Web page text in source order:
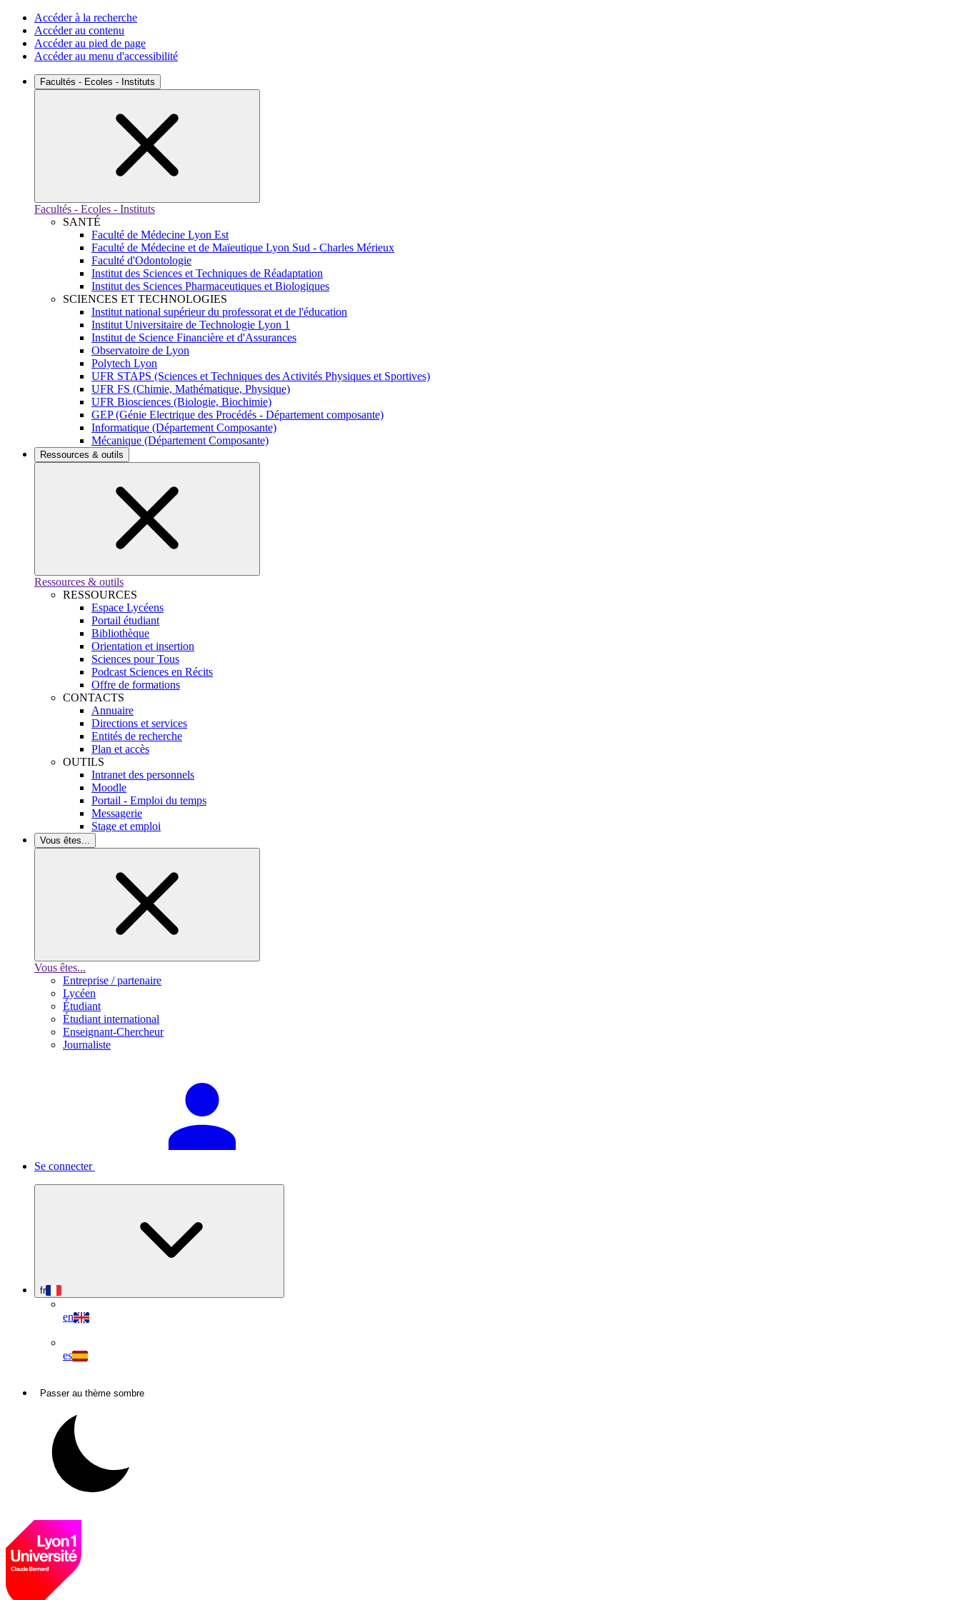
Accéder à la recherche
Accéder au contenu
Accéder au pied de page
Accéder au menu d'accessibilité
Facultés - Ecoles - Instituts
Facultés - Ecoles - Instituts
SANTÉ
Faculté de Médecine Lyon Est
Faculté de Médecine et de Maïeutique Lyon Sud - Charles Mérieux
Faculté d'Odontologie
Institut des Sciences et Techniques de Réadaptation
Institut des Sciences Pharmaceutiques et Biologiques
SCIENCES ET TECHNOLOGIES
Institut national supérieur du professorat et de l'éducation
Institut Universitaire de Technologie Lyon 1
Institut de Science Financière et d'Assurances
Observatoire de Lyon
Polytech Lyon
UFR STAPS (Sciences et Techniques des Activités Physiques et Sportives)
UFR FS (Chimie, Mathématique, Physique)
UFR Biosciences (Biologie, Biochimie)
GEP (Génie Electrique des Procédés - Département composante)
Informatique (Département Composante)
Mécanique (Département Composante)
Ressources & outils
Ressources & outils
RESSOURCES
Espace Lycéens
Portail étudiant
Bibliothèque
Orientation et insertion
Sciences pour Tous
Podcast Sciences en Récits
Offre de formations
CONTACTS
Annuaire
Directions et services
Entités de recherche
Plan et accès
OUTILS
Intranet des personnels
Moodle
Portail - Emploi du temps
Messagerie
Stage et emploi
Vous êtes...
Vous êtes...
Entreprise / partenaire
Lycéen
Étudiant
Étudiant international
Enseignant-Chercheur
Journaliste
Se connecter
fr
en
es
Passer au thème sombre